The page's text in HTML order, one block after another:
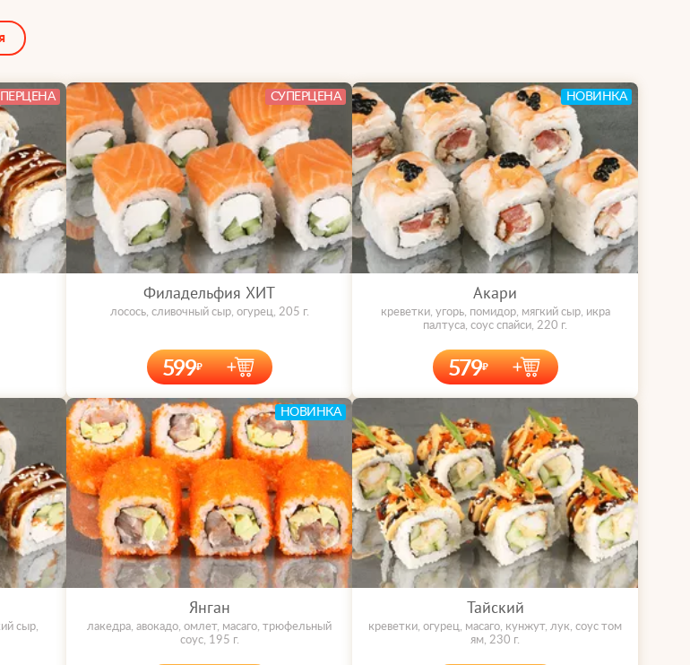
Филадельфия ХИТ
лосось, сливочный сыр, огурец, 205 г.
599
СУПЕРЦЕНА
Акари
креветки, угорь, помидор, мягкий сыр, икра
палтуса, соус спайси, 220 г.
579
НОВИНКА
сыр,
Янган
лакедра, авокадо, омлет, масаго, трюфельный
соус, 195 г.
НОВИНКА
Тайский
креветки, огурец, масаго, кунжут, лук, соус том
ям, 230 г.